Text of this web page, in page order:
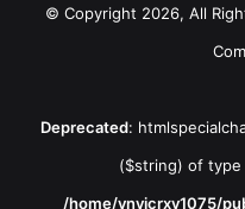
© Copyright 2026, All
Deprecated:
($string) of
/home/ynvicrxv1075/